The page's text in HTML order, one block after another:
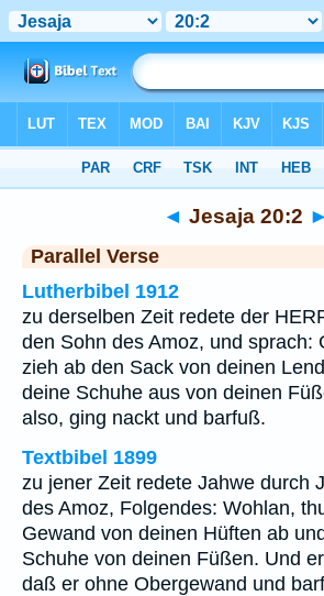
◄ Jesaja 20:2 ►
Parallel Verse
Lutherbibel 1912
zu derselben Zeit redete der
den Sohn des Amoz, und sprach:
zieh ab den Sack von deinen
deine Schuhe aus von deinen
also, ging nackt und barfuß.
Textbibel 1899
zu jener Zeit redete Jahwe durch
des Amoz, Folgendes: Wohlan,
Gewand von deinen Hüften ab
Schuhe von deinen Füßen. Und
daß er ohne Obergewand und